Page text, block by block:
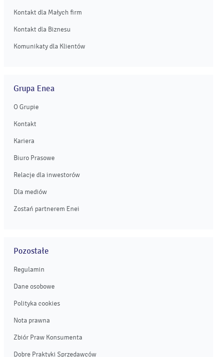
Kontakt dla Małych firm
Kontakt dla Biznesu
Komunikaty dla Klientów
Grupa Enea
O Grupie
Kontakt
Kariera
Biuro Prasowe
Relacje dla inwestorów
Dla mediów
Zostań partnerem Enei
Pozostałe
Regulamin
Dane osobowe
Polityka cookies
Nota prawna
Zbiór Praw Konsumenta
Dobre Praktyki Sprzedawców